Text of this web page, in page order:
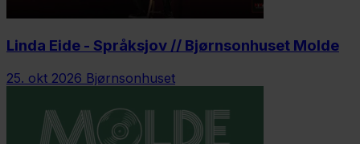
Linda Eide - Språksjov // Bjørnsonhuset Molde
25. okt 2026 Bjørnsonhuset